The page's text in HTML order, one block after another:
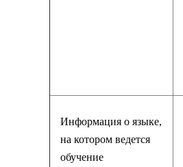
Информация о языке,
на котором ведется
обучение